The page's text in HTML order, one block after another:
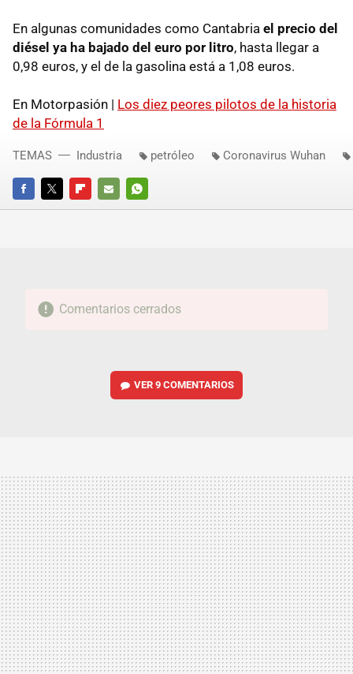
En algunas comunidades como Cantabria el precio del
diésel ya ha bajado del euro por litro, hasta llegar a
0,98 euros, y el de la gasolina está a 1,08 euros.
En Motorpasión | Los diez peores pilotos de la historia
de la Fórmula 1
FACEBOOKTWITTERFLIPBOARD
E-
WHATSAPP
TEMAS Industria petróleo Coronavirus Wuhan
Comentarios cerrados
VER9 COMENTARIOS